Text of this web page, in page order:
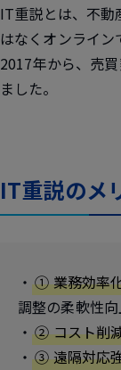
IT重説とは、不動
はなくオンライ
2017年から、売
ました。
IT重説のメ
・① 業務効率
調整の柔軟性
・② コスト削
・③ 遠隔対応